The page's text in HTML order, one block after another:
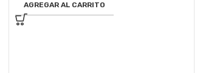
AGREGAR AL CARRITO